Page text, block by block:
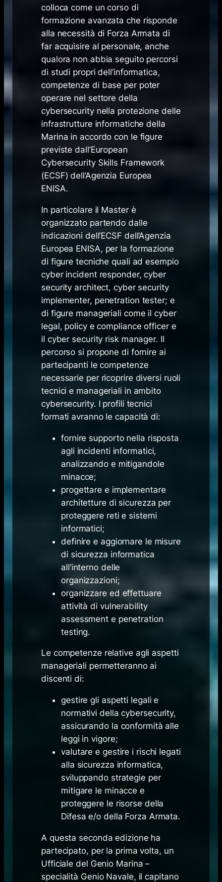
colloca come un corso di
formazione avanzata che risponde
alla necessità di Forza Armata di
far acquisire al personale, anche
qualora non abbia seguito percorsi
di studi propri dell’informatica,
competenze di base per poter
operare nel settore della
cybersecurity nella protezione delle
infrastrutture informatiche della
Marina in accordo con le figure
previste dall’European
Cybersecurity Skills Framework
(ECSF) dell’Agenzia Europea
ENISA.
In particolare il Master è
organizzato partendo dalle
indicazioni dell’ECSF dell’Agenzia
Europea ENISA, per la formazione
di figure tecniche quali ad esempio
cyber incident responder, cyber
security architect, cyber security
implementer, penetration tester; e
di figure manageriali come il cyber
legal, policy e compliance officer e
il cyber security risk manager. Il
percorso si propone di fornire ai
partecipanti le competenze
necessarie per ricoprire diversi ruoli
tecnici e manageriali in ambito
cybersecurity. I profili tecnici
formati avranno le capacità di:
fornire supporto nella risposta
agli incidenti informatici,
analizzando e mitigandole
minacce;
progettare e implementare
architetture di sicurezza per
proteggere reti e sistemi
informatici;
definire e aggiornare le misure
di sicurezza informatica
all’interno delle
organizzazioni;
organizzare ed effettuare
attività di vulnerability
assessment e penetration
testing.
Le competenze relative agli aspetti
manageriali permetteranno ai
discenti di:
gestire gli aspetti legali e
normativi della cybersecurity,
assicurando la conformità alle
leggi in vigore;
valutare e gestire i rischi legati
alla sicurezza informatica,
sviluppando strategie per
mitigare le minacce e
proteggere le risorse della
Difesa e/o della Forza Armata.
A questa seconda edizione ha
partecipato, per la prima volta, un
Ufficiale del Genio Marina –
specialità Genio Navale, il capitano